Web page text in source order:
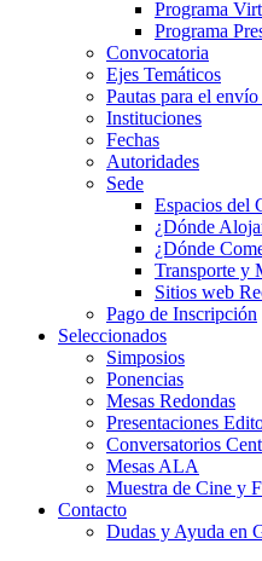
Programa
Programa
Convocatoria
Ejes Temáticos
Pautas para el
Instituciones
Fechas
Autoridades
Sede
Espacios del
¿Dónde
¿Dónde
Transporte y
Sitios web
Pago de Inscripción
Seleccionados
Simposios
Ponencias
Mesas Redondas
Presentaciones
Conversatorios
Mesas ALA
Muestra de Cine y
Contacto
Dudas y Ayuda en